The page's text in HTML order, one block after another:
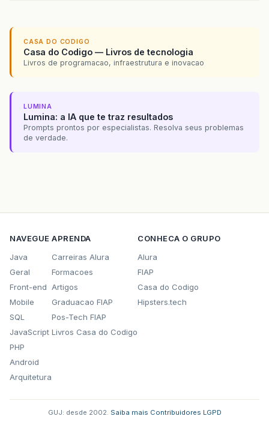
CASA DO CODIGO
Casa do Codigo — Livros de tecnologia
Livros de programacao, infraestrutura e inovacao
LUMINA
Lumina: a IA que te traz resultados
Prompts prontos por especialistas. Resolva seus problemas
de verdade.
NAVEGUE
Java
Geral
Front-end
Mobile
SQL
JavaScript
PHP
Android
Arquitetura
APRENDA
Carreiras Alura
Formacoes
Artigos
Graduacao FIAP
Pos-Tech FIAP
Livros Casa do Codigo
CONHECA O GRUPO
Alura
FIAP
Casa do Codigo
Hipsters.tech
GUJ: desde 2002. Saiba mais Contribuidores LGPD